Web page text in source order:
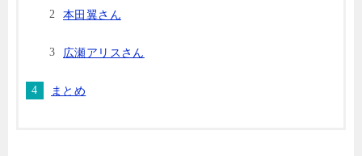
本田翼さん
広瀬アリスさん
まとめ